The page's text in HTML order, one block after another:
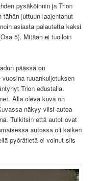
pysäköinnin ja Trion
juttuun laajentanut
asiasta palautetta kaksi
5). Mitään ei tuolloin
päässä on
ruuankuljetuksen
Trion edustalla.
Alla oleva kuva on
näkyy viisi autoa
Tulkitsin että autot ovat
autossa oli kaiken
pyörätietä ei voinut siis